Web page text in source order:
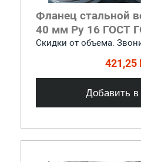
Фланец стальной
40 мм Ру 16 ГОСТ
Скидки от объема.
421,25
Добавить в